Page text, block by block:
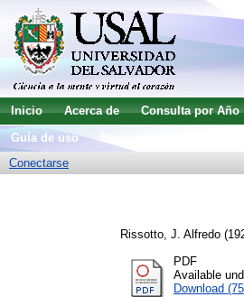
Inicio Acerca de Consulta por Año
Guía de uso
Conectarse
Rissotto, J. Alfredo
PDF
Available
Download